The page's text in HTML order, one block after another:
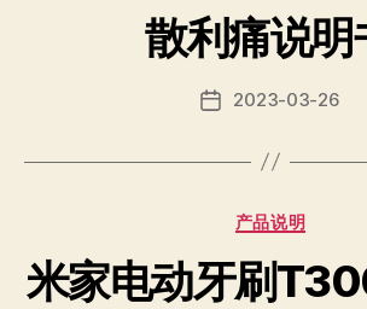
散利痛说明
Post2023-03-26
Categories
产品说明
米家电动牙刷